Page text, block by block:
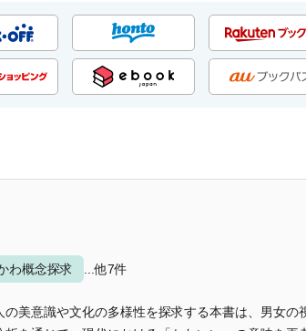
わ概念探求 ...他7件
の美意識や文化の多様性を探求する本書は、男女の